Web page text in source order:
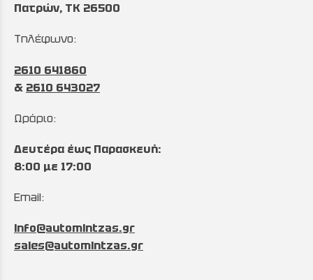
Πατρών, TK 26500
Τηλέφωνο:
2610 641860
& 2610 643027
Ωράριο:
Δευτέρα έως Παρασκευή:
8:00 με 17:00
Email:
info@automintzas.gr
sales@automintzas.gr